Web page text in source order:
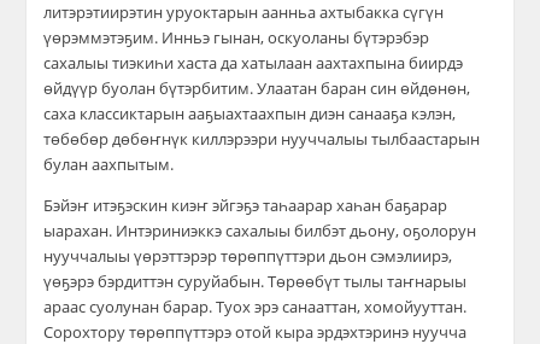
литэрэтиирэтин уруоктарын аанньа ахтыбакка сүгүн
үөрэммэтэҕим. Инньэ гынан, оскуоланы бүтэрэбэр
сахалыы тиэкиһи хаста да хатылаан аахтахпына биирдэ
өйдүүр буолан бүтэрбитим. Улаатан баран син өйдөнөн,
саха классиктарын ааҕыахтаахпын диэн санааҕа кэлэн,
төбөбөр дөбөҥнүк киллэрээри нууччалыы тылбаастарын
булан аахпытым.
Бэйэҥ итэҕэскин киэҥ эйгэҕэ таһаарар хаһан баҕарар
ыарахан. Интэриниэккэ сахалыы билбэт дьону, оҕолорун
нууччалыы үөрэттэрэр төрөппүттэри дьон сэмэлиирэ,
үөҕэрэ бэрдиттэн суруйабын. Төрөөбүт тылы таҥнарыы
араас суолунан барар. Туох эрэ санааттан, хомойууттан.
Сорохтору төрөппүттэрэ отой кыра эрдэхтэринэ нуучча